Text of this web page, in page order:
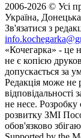
2006-2026 © Усі
Україна,
Зв'язатися з
«Кочегарка» - це
не є копією
допускається за
Редакція може не
відповідальності
не несе.
розвитку ЗМІ
обов'язково